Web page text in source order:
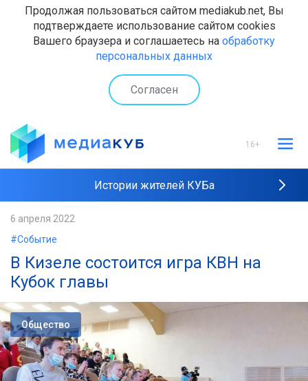
Продолжая пользоваться сайтом mediakub.net, Вы
подтверждаете использование сайтом cookies
Вашего браузера и соглашаетесь на обработку
персональных данных
Согласен
16+
Истории жителей КУБа
6 апреля 2022
#Событие
В Кизеле состоится игра КВН на
Кубок главы
Общество